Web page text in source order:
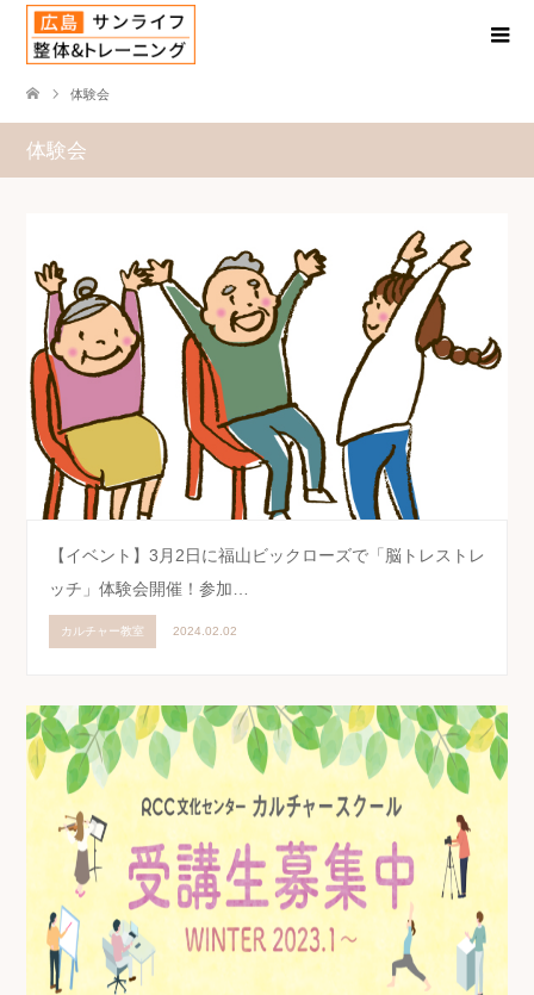
体験会
体験会
【イベント】3月2日に福山ビックローズで「脳トレストレ
ッチ」体験会開催！参加…
カルチャー教室 2024.02.02